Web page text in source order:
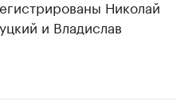
Николай
и Владислав